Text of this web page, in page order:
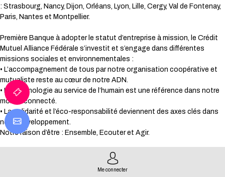
: Strasbourg, Nancy, Dijon, Orléans, Lyon, Lille, Cergy, Val de Fontenay,
Paris, Nantes et Montpellier.
Première Banque à adopter le statut d’entreprise à mission, le Crédit
Mutuel Alliance Fédérale s’investit et s’engage dans différentes
missions sociales et environnementales :
• L’accompagnement de tous par notre organisation coopérative et
mutualiste reste au cœur de notre ADN.
• La technologie au service de l’humain est une référence dans notre
monde connecté.
• La solidarité et l’éco-responsabilité deviennent des axes clés dans
notre développement.
Notre raison d’être : Ensemble, Ecouter et Agir.
Me connecter